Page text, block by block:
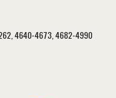
4640-4673, 4682-4990